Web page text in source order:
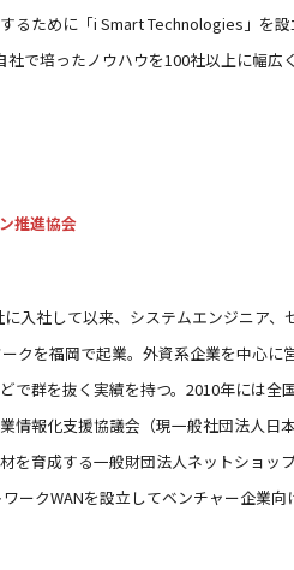
るために「i Smart Technologies」を
で培ったノウハウを100社以上に幅広
推進協会
入社して以来、システムエンジニア
クを福岡で起業。外資系企業を中心
で群を抜く実績を持つ。2010年には
情報化支援協議会（現一般社団法人
を育成する一般財団法人ネットショ
ークWANを設立してベンチャー企業向